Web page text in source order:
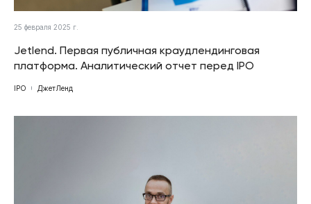
25 февраля 2025 г.
Jetlend. Первая публичная краудлендинговая
платформа. Аналитический отчет перед IPO
IPO ДжетЛенд